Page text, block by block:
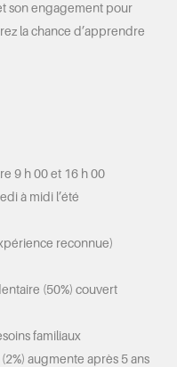
son engagement pour
la chance d’apprendre
9 h 00 et 16 h 00
à midi l’été
reconnue)
(50%) couvert
familiaux
augmente après 5 ans